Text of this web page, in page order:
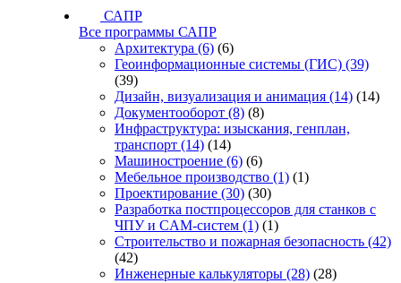
САПР
Все программы САПР
Архитектура (6) (6)
Геоинформационные системы (ГИС) (39)
(39)
Дизайн, визуализация и анимация (14) (14)
Документооборот (8) (8)
Инфраструктура: изыскания, генплан,
транспорт (14) (14)
Машиностроение (6) (6)
Мебельное производство (1) (1)
Проектирование (30) (30)
Разработка постпроцессоров для станков с
ЧПУ и CAM-систем (1) (1)
Строительство и пожарная безопасность (42)
(42)
Инженерные калькуляторы (28) (28)